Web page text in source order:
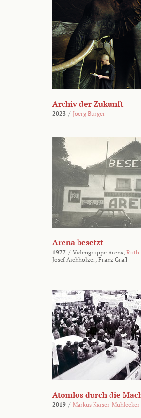
Archiv der Zukunft
2023 / Joerg Burger
Arena besetzt
1977 / Videogruppe Arena, Ruth
Josef Aichholzer, Franz Grafl
Atomlos durch die
2019 / Markus Kaiser-Mühlecker